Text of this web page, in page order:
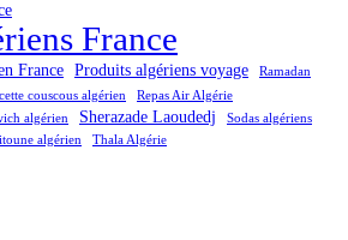
France
France Produits algériens voyage Ramadan
couscous algérien
Repas Air Algérie
algérien Sherazade Laoudedj
Sodas algériens
algérien Thala Algérie